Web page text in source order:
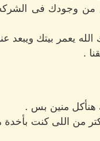
من وجودك فى
يعمر بيتك ويبعد
.
هنأكل منين بس .
من اللى كنت